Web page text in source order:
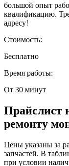
большой опыт
квалификацию.
адресу!
Стоимость:
Бесплатно
Время работы:
От 30 минут
Прайслист
ремонту
Цены указаны за
запчастей. В
при условии